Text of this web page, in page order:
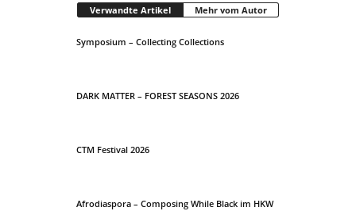
Verwandte Artikel Mehr vom Autor
Symposium – Collecting Collections
DARK MATTER – FOREST SEASONS 2026
CTM Festival 2026
Afrodiaspora – Composing While Black im HKW